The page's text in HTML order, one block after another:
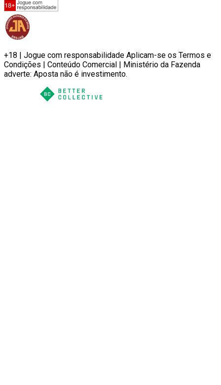
+18 | Jogue com responsabilidade Aplicam-se os Termos e
Condições | Conteúdo Comercial | Ministério da Fazenda
adverte: Aposta não é investimento.